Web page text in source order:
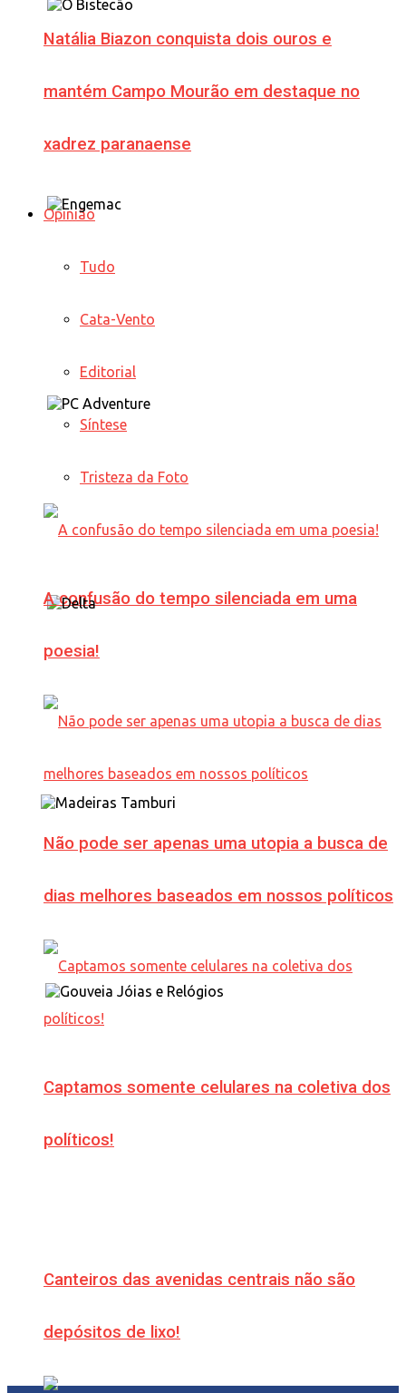
Natália Biazon conquista dois ouros e
mantém Campo Mourão em destaque no
xadrez paranaense
Opinião
Tudo
Cata-Vento
Editorial
Síntese
Tristeza da Foto
A confusão do tempo silenciada em uma
poesia!
Não pode ser apenas uma utopia a busca de
dias melhores baseados em nossos políticos
Captamos somente celulares na coletiva dos
políticos!
Canteiros das avenidas centrais não são
depósitos de lixo!